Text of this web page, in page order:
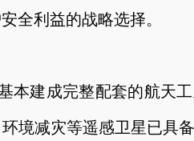
全利益的战略选择。
本建成完整配套的航天
境减灾等遥感卫星已具